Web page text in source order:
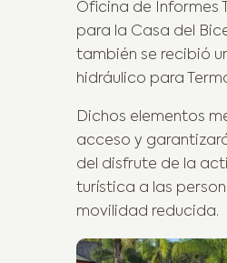
Oficina de Informes
para la Casa del
también se recibió
hidráulico para
Dichos elementos
acceso y
del disfrute de la
turística a las
movilidad reducida.